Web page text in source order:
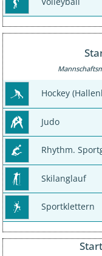
Hockey
Judo
Rhythm.
Skilanglauf
Sportklettern